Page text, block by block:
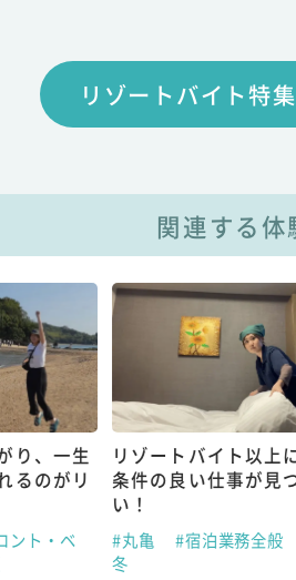
リゾートバイト特
関連する体
り、一生
るのがリ
ント・ベ
リゾートバイト以上
条件の良い仕事が見
い！
#丸亀 #宿泊業務全般
冬